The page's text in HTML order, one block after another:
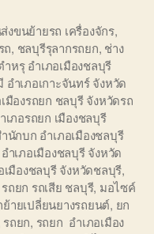
งขนย้ายรถ เครื่องจักร,
ถ, ชลบุรีรุลากรถยก, ช่าง
หรุ อำเภอเมืองชลบุรี
ำเภอเกาะจันทร์ จังหวัด
มืองรถยก ชลบุรี จังหวัดรถ
ภอรถยก เมืองชลบุรี
นักบก อำเภอเมืองชลบุรี
ำเภอเมืองชลบุรี จังหวัด
เมืองชลบุรี จังหวัดชลบุรี,
ถยก รถเสีย ชลบุรี, มอไซค์
ย้ายเปลี่ยนยางรถยนต์, ยก
รถยก, รถยก อำเภอเมือง